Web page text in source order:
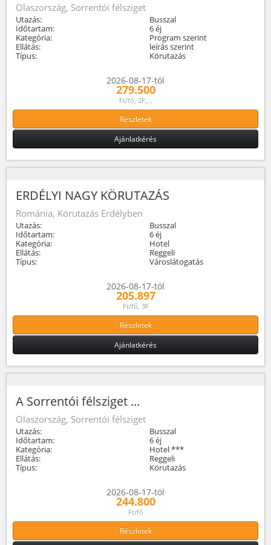
Olaszország, Sorrentói félsziget
Utazás:
Busszal
Időtartam:
6 éj
Kategória:
Program szerint
Ellátás:
leírás szerint
Típus:
Körutazás
2026-08-17-tól
279.500
Ft/fő, 2F,...
Részletek
Ajánlatkérés
ERDÉLYI NAGY KÖRUTAZÁS
Románia, Körutazás Erdélyben
Utazás:
Busszal
Időtartam:
6 éj
Kategória:
Hotel
Ellátás:
Reggeli
Típus:
Városlátogatás
2026-08-17-tól
205.897
Ft/fő, 3F
Részletek
Ajánlatkérés
A Sorrentói félsziget ...
Olaszország, Sorrentói félsziget
Utazás:
Busszal
Időtartam:
6 éj
Kategória:
Hotel ***
Ellátás:
Reggeli
Típus:
Körutazás
2026-08-17-tól
244.800
Ft/fő
Részletek